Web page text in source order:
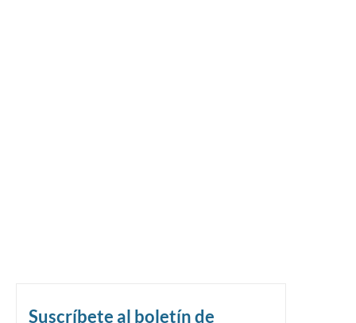
Suscríbete al boletín de